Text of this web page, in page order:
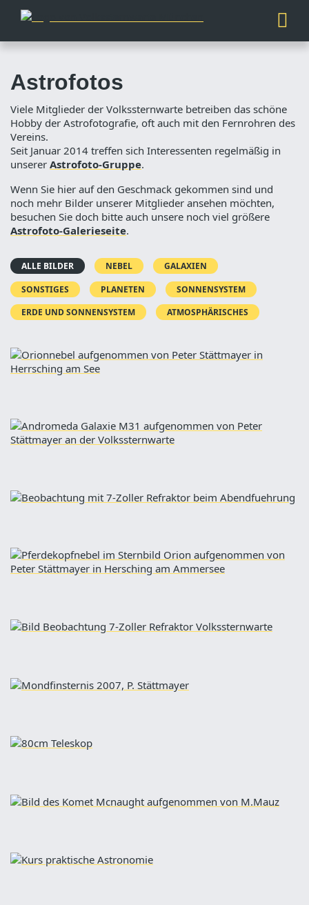
Astrofotos
Viele Mitglieder der Volkssternwarte betreiben das schöne
Hobby der Astrofotografie, oft auch mit den Fernrohren des
Vereins.
Seit Januar 2014 treffen sich Interessenten regelmäßig in
unserer Astrofoto-Gruppe.
Wenn Sie hier auf den Geschmack gekommen sind und
noch mehr Bilder unserer Mitglieder ansehen möchten,
besuchen Sie doch bitte auch unsere noch viel größere
Astrofoto-Galerieseite.
ALLE BILDER NEBEL
GALAXIEN
SONSTIGES
PLANETEN
SONNENSYSTEM
ERDE UND SONNENSYSTEM
ATMOSPHÄRISCHES